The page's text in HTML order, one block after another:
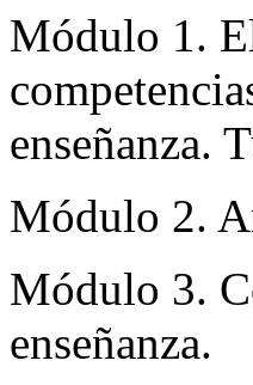
Módulo 1.
enseñanza.
Módulo 2.
Módulo 3.
enseñanza.